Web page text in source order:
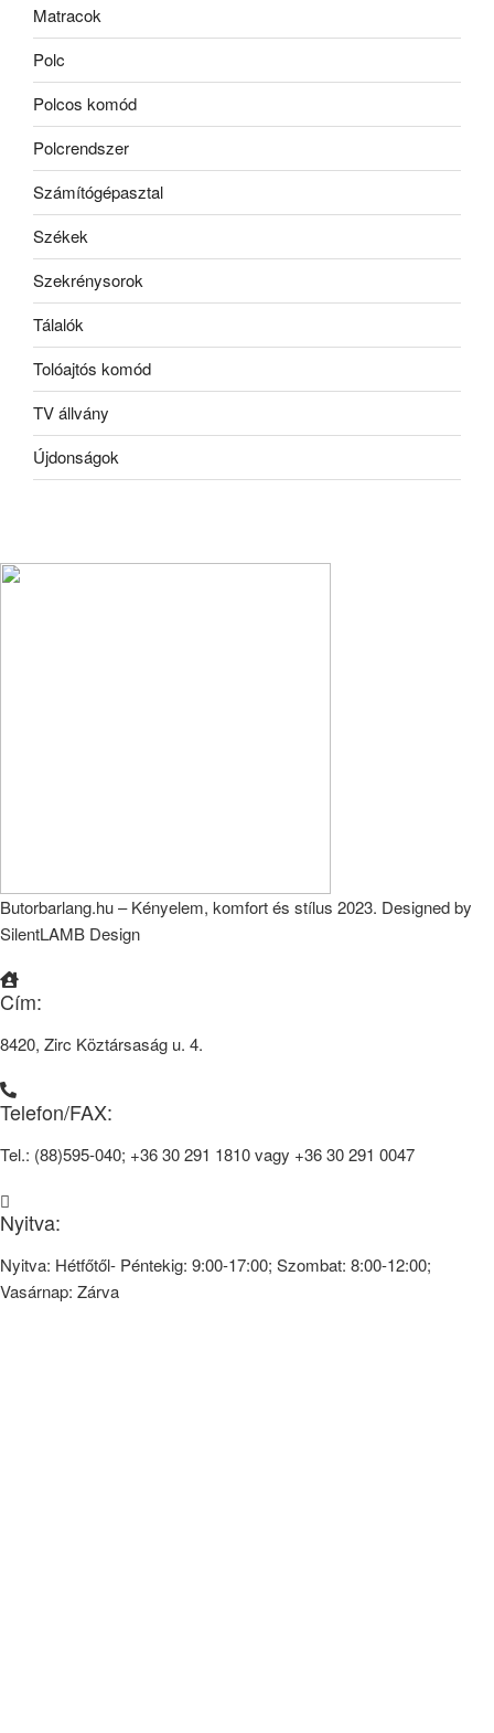
Matracok
Polc
Polcos komód
Polcrendszer
Számítógépasztal
Székek
Szekrénysorok
Tálalók
Tolóajtós komód
TV állvány
Újdonságok
Butorbarlang.hu – Kényelem, komfort és stílus 2023. Designed by
SilentLAMB Design
Cím:
8420, Zirc Köztársaság u. 4.
Telefon/FAX:
Tel.: (88)595-040; +36 30 291 1810 vagy +36 30 291 0047
Nyitva:
Nyitva: Hétfőtől- Péntekig: 9:00-17:00; Szombat: 8:00-12:00;
Vasárnap: Zárva